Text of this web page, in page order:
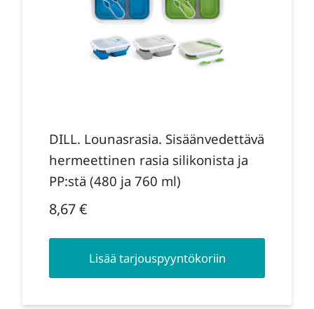
DILL. Lounasrasia. Sisäänvedettävä
hermeettinen rasia silikonista ja
PP:stä (480 ja 760 ml)
8,67€
Lisää tarjouspyyntökoriin